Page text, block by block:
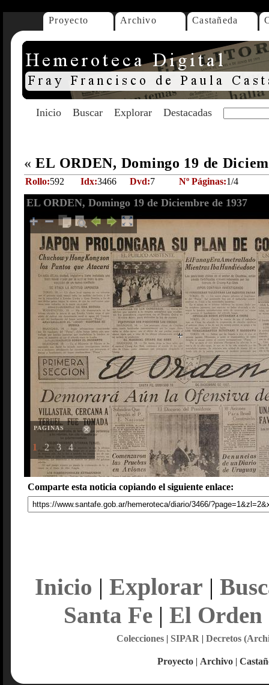
Proyecto Archivo Castañeda
Inicio Buscar Explorar Destacadas
« EL ORDEN, Domingo 19 de
Rollo:592 Idx:3466 Dvd:7 Nº Páginas:1/4
EL ORDEN, Domingo 19 de Diciembre de 1937
PAGINAS
1 2 3 4
Comparte esta noticia copiando el siguiente enlace:
Inicio | Explorar |
Santa Fe| El Orden
Colecciones| SIPAR | Decretos
Proyecto | Archivo |